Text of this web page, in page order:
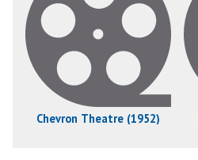
Chevron Theatre (1952)